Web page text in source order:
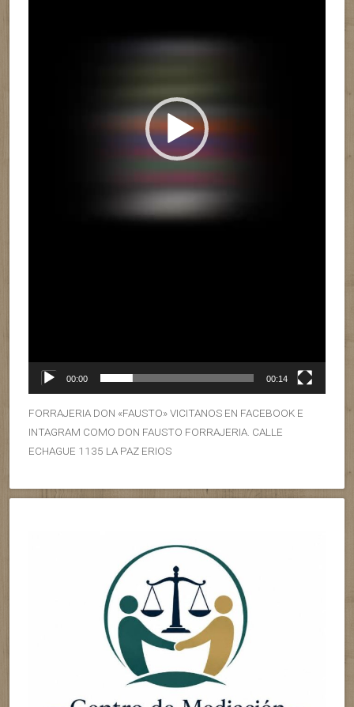
00:00 00:14
FORRAJERIA DON «FAUSTO» VICITANOS EN FACEBOOK E
INTAGRAM COMO DON FAUSTO FORRAJERIA. CALLE
ECHAGUE 1135 LA PAZ ERIOS